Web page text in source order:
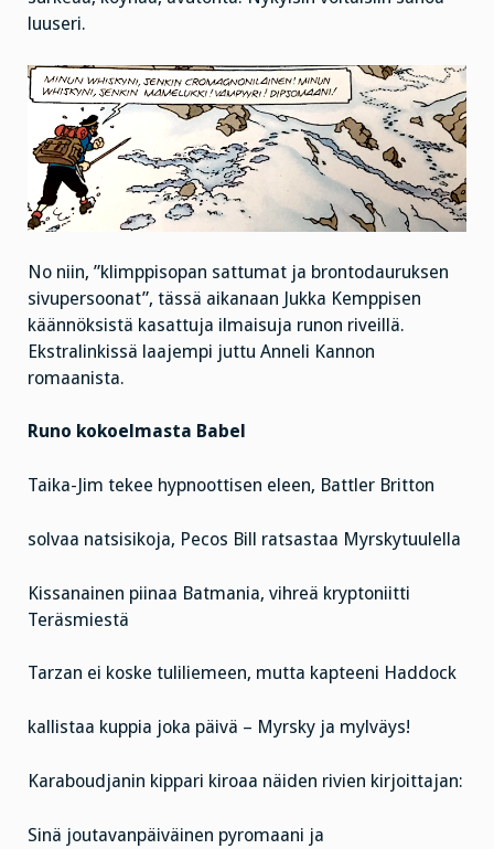
luuseri.
No niin, ”klimppisopan sattumat ja brontodauruksen
sivupersoonat”, tässä aikanaan Jukka Kemppisen
käännöksistä kasattuja ilmaisuja runon riveillä.
Ekstralinkissä laajempi juttu Anneli Kannon
romaanista.
Runo kokoelmasta Babel
Taika-Jim tekee hypnoottisen eleen, Battler Britton
solvaa natsisikoja, Pecos Bill ratsastaa Myrskytuulella
Kissanainen piinaa Batmania, vihreä kryptoniitti
Teräsmiestä
Tarzan ei koske tuliliemeen, mutta kapteeni Haddock
kallistaa kuppia joka päivä – Myrsky ja mylväys!
Karaboudjanin kippari kiroaa näiden rivien kirjoittajan:
Sinä joutavanpäiväinen pyromaani ja